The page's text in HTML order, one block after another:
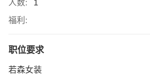
人数:
1
福利:
职位要求
若森女装